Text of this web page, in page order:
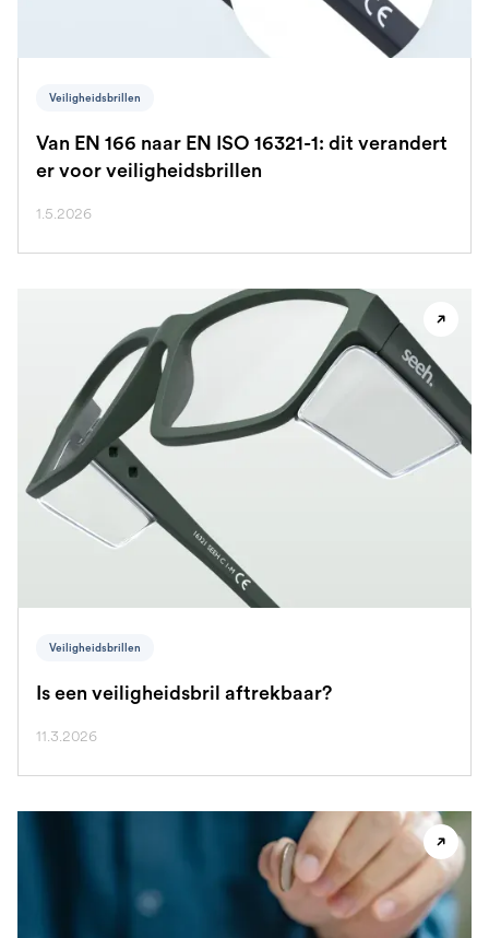
Veiligheidsbrillen
Van EN 166 naar EN ISO 16321-1: dit verandert
er voor veiligheidsbrillen
1.5.2026
Veiligheidsbrillen
Is een veiligheidsbril aftrekbaar?
11.3.2026